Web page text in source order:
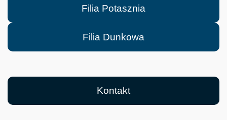
Filia Potasznia
Filia Dunkowa
Kontakt